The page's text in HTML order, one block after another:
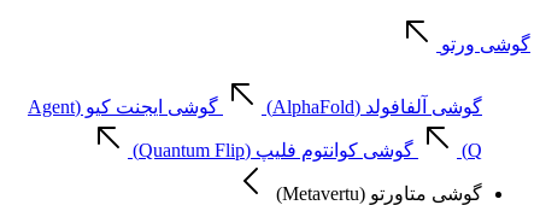
گوشی ورتو
گوشی آلفافولد (AlphaFold) گوشی ایجنت کیو (Agent
Q) گوشی کوانتوم فلیپ (Quantum Flip)
گوشی متاورتو (Metavertu)